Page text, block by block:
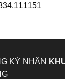
KÝ NHẬN